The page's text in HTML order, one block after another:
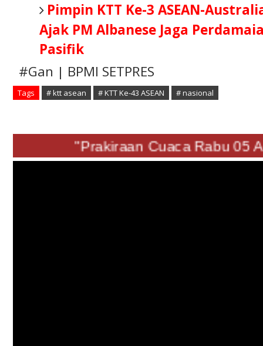
Pimpin KTT Ke-3 ASEAN-
Ajak PM Albanese Jaga
Pasifik
#Gan | BPMI SETPRES
Tags # ktt asean # KTT Ke-43 ASEAN # nasional
"Prakiraan Cuaca Rabu 05